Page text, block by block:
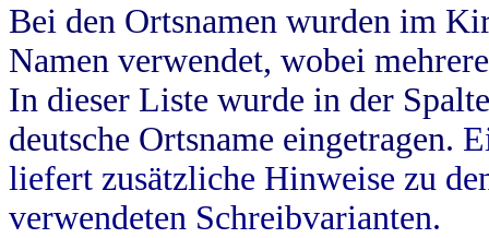
Bei den Ortsnamen wurden im
Namen verwendet, wobei
In dieser Liste wurde in der
deutsche Ortsname eingetragen.
liefert zusätzliche Hinweise zu
verwendeten Schreibvarianten.